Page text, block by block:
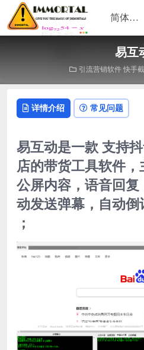
易互
引流营销软件快手
详情介绍 常见问题
易互动是一款 支持
店的带货工具软件
公屏内容，语音回
动发送弹幕，自动
；